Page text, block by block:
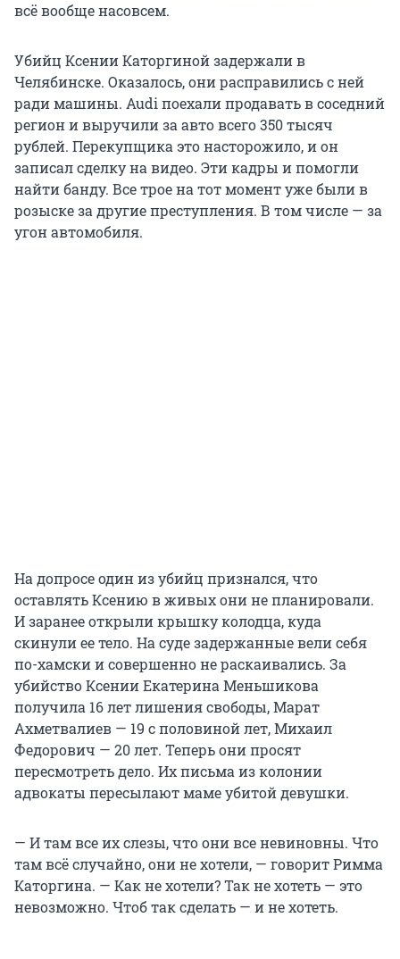
всё вообще насовсем.
Убийц Ксении Каторгиной задержали в
Челябинске. Оказалось, они расправились с ней
ради машины. Audi поехали продавать в соседний
регион и выручили за авто всего 350 тысяч
рублей. Перекупщика это насторожило, и он
записал сделку на видео. Эти кадры и помогли
найти банду. Все трое на тот момент уже были в
розыске за другие преступления. В том числе — за
угон автомобиля.
На допросе один из убийц признался, что
оставлять Ксению в живых они не планировали.
И заранее открыли крышку колодца, куда
скинули ее тело. На суде задержанные вели себя
по-хамски и совершенно не раскаивались. За
убийство Ксении Екатерина Меньшикова
получила 16 лет лишения свободы, Марат
Ахметвалиев — 19 с половиной лет, Михаил
Федорович — 20 лет. Теперь они просят
пересмотреть дело. Их письма из колонии
адвокаты пересылают маме убитой девушки.
— И там все их слезы, что они все невиновны. Что
там всё случайно, они не хотели, — говорит Римма
Каторгина. — Как не хотели? Так не хотеть — это
невозможно. Чтоб так сделать — и не хотеть.